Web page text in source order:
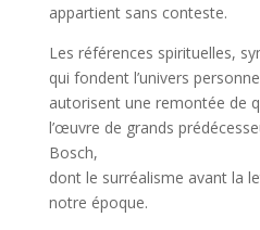
appartient sans conteste.
Les références spirituelles,
qui fondent l’univers
autorisent une remontée de
l’œuvre de grands
Bosch,
dont le surréalisme avant la
notre époque.